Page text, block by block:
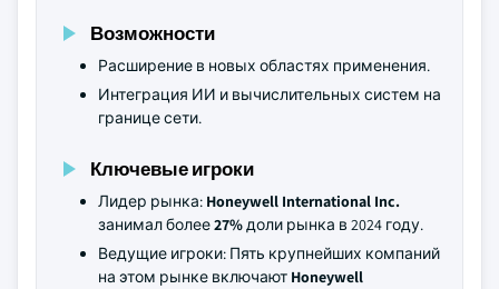
Возможности
Расширение в новых областях применения.
Интеграция ИИ и вычислительных систем на
границе сети.
Ключевые игроки
Лидер рынка: Honeywell International Inc.
занимал более27%доли рынка в 2024 году.
Ведущие игроки: Пять крупнейших компаний
на этом рынке включают Honeywell